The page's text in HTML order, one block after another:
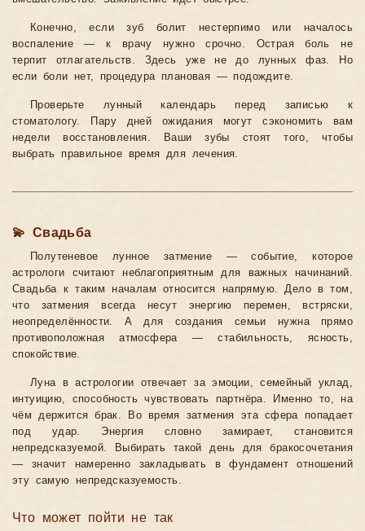
Конечно, если зуб болит нестерпимо или началось
воспаление — к врачу нужно срочно. Острая боль не
терпит отлагательств. Здесь уже не до лунных фаз. Но
если боли нет, процедура плановая — подождите.
Проверьте лунный календарь перед записью к
стоматологу. Пару дней ожидания могут сэкономить вам
недели восстановления. Ваши зубы стоят того, чтобы
выбрать правильное время для лечения.
💫 Свадьба
Полутеневое лунное затмение — событие, которое
астрологи считают неблагоприятным для важных начинаний.
Свадьба к таким началам относится напрямую. Дело в том,
что затмения всегда несут энергию перемен, встряски,
неопределённости. А для создания семьи нужна прямо
противоположная атмосфера — стабильность, ясность,
спокойствие.
Луна в астрологии отвечает за эмоции, семейный уклад,
интуицию, способность чувствовать партнёра. Именно то, на
чём держится брак. Во время затмения эта сфера попадает
под удар. Энергия словно замирает, становится
непредсказуемой. Выбирать такой день для бракосочетания
— значит намеренно закладывать в фундамент отношений
эту самую непредсказуемость.
Что может пойти не так